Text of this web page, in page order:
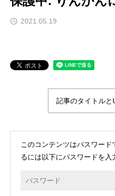
2021.05.19
記事のタイトルと
このコンテンツはパスワー
るには以下にパスワードを入